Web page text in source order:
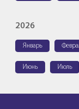
2026
Январь
Июнь Июль